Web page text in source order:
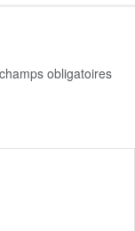
obligatoires